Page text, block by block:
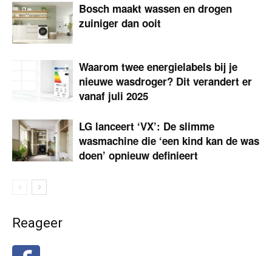
Bosch maakt wassen en drogen
zuiniger dan ooit
Waarom twee energielabels bij je
nieuwe wasdroger? Dit verandert er
vanaf juli 2025
LG lanceert ‘VX’: De slimme
wasmachine die ‘een kind kan de was
doen’ opnieuw definieert
Reageer